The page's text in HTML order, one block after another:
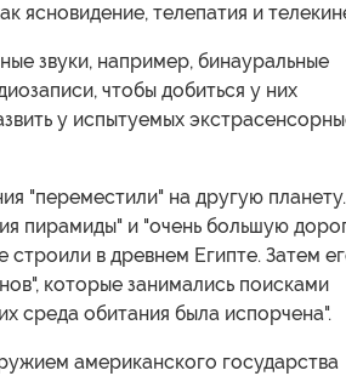
ясновидение, телепатия и
звуки, например, бинауральные
чтобы добиться у них
у испытуемых
"переместили" на другую
пирамиды" и "очень большую
в древнем Египте. Затем
которые занимались поисками
среда обитания была испорчена".
американского государства